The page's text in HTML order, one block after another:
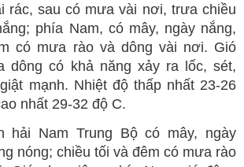
rác, sau có mưa vài nơi, trưa chiều
phía Nam, có mây, ngày nắng,
có mưa rào và dông vài nơi. Gió
dông có khả năng xảy ra lốc, sét,
mạnh. Nhiệt độ thấp nhất 23-26
nhất 29-32 độ C.
hải Nam Trung Bộ có mây, ngày
nóng; chiều tối và đêm có mưa rào